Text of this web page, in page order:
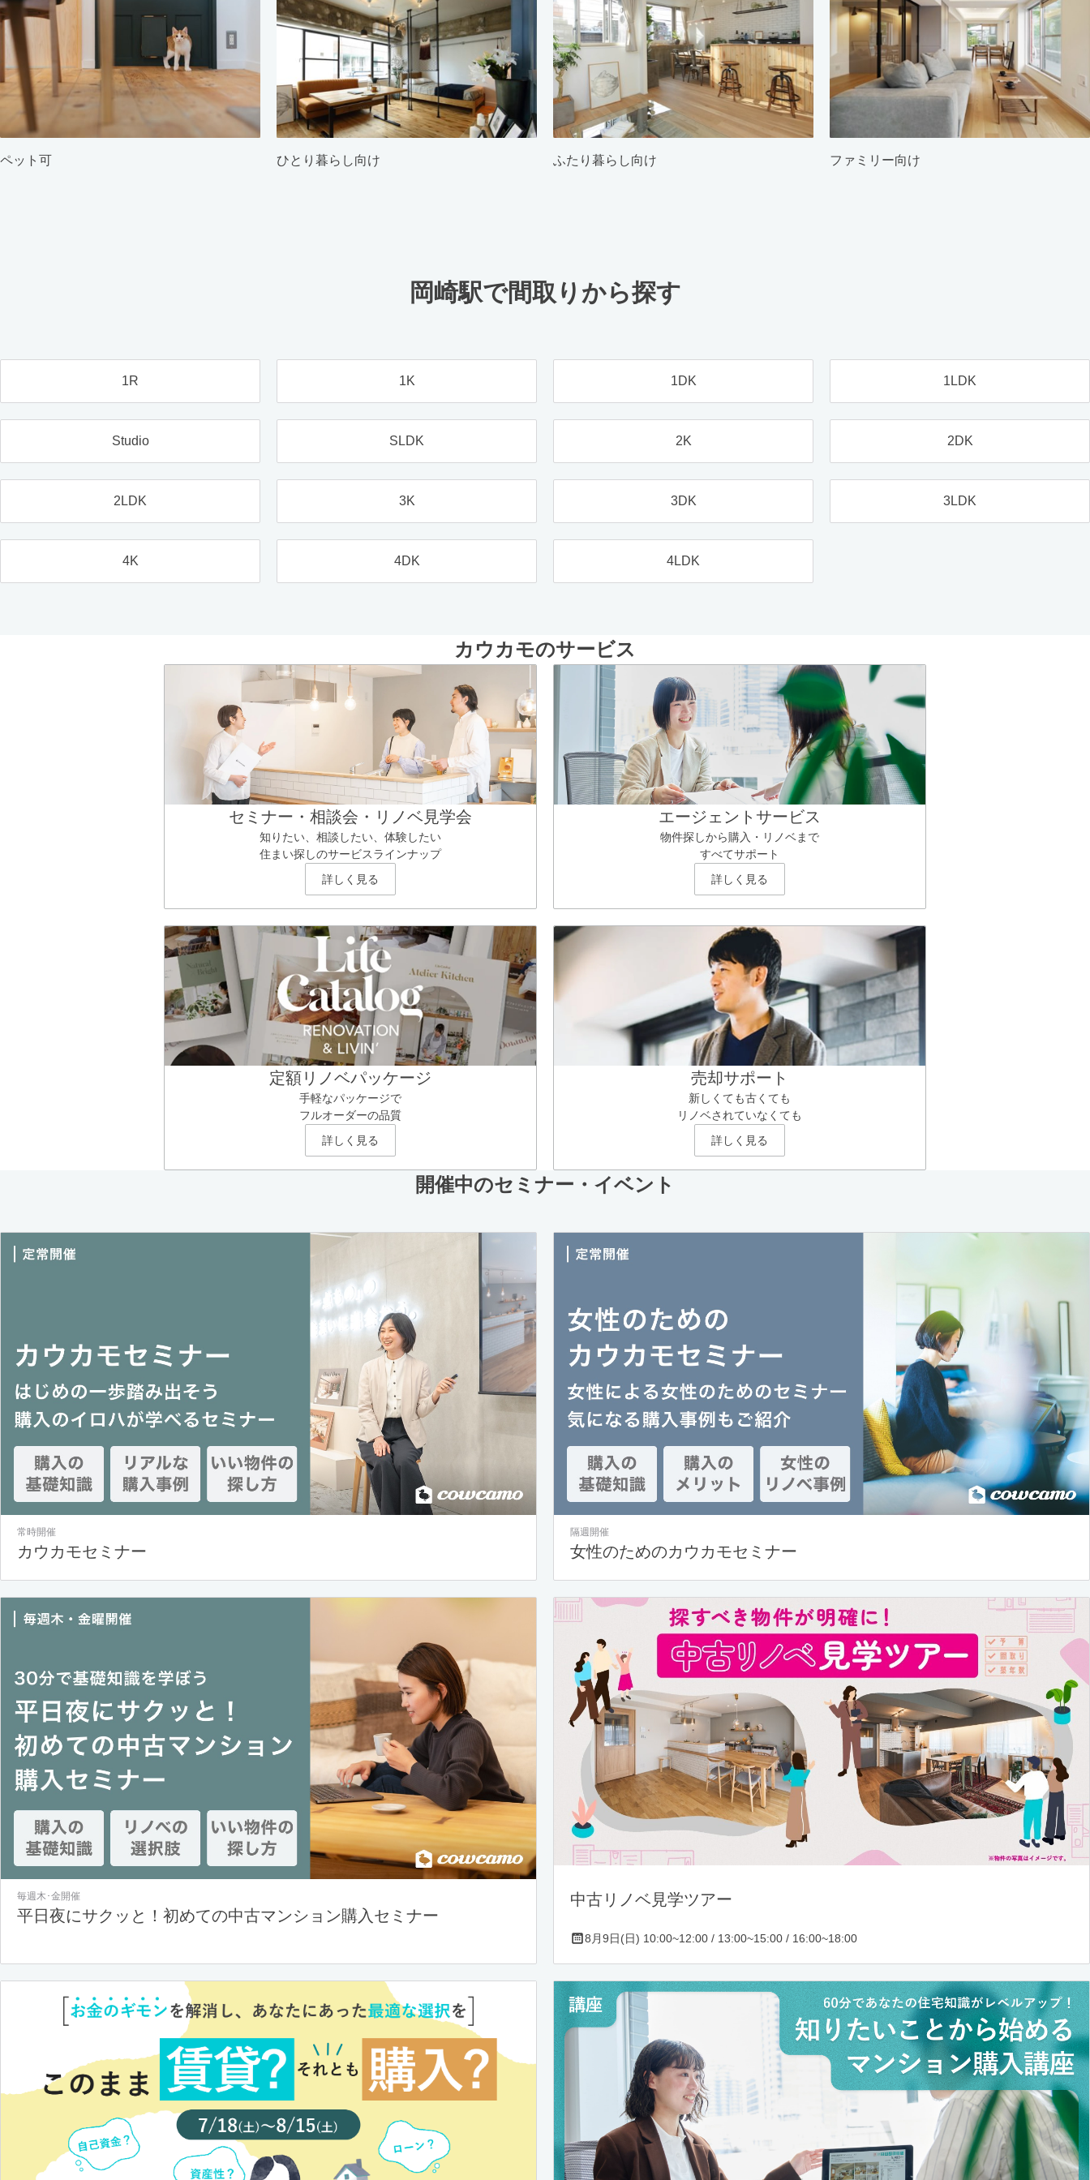
ペット可 ひとり暮らし向け ふたり暮らし向け ファミリー向け
岡崎駅で間取りから探す
1R 1K 1DK 1LDK
Studio SLDK 2K 2DK
2LDK 3K 3DK 3LDK
4K 4DK 4LDK
カウカモのサービス
セミナー・相談会・リノベ見学会
知りたい、相談したい、体験したい
住まい探しのサービスラインナップ
詳しく見る
エージェントサービス
物件探しから購入・リノベまで
すべてサポート
詳しく見る
定額リノベパッケージ
手軽なパッケージで
フルオーダーの品質
詳しく見る
売却サポート
新しくても古くても
リノベされていなくても
詳しく見る
開催中のセミナー・イベント
常時開催
カウカモセミナー
隔週開催
女性のためのカウカモセミナー
毎週木･金開催
平日夜にサクッと！初めての中古マンション購入セミナー
中古リノベ見学ツアー
8月9日(日) 10:00~12:00 / 13:00~15:00 / 16:00~18:00